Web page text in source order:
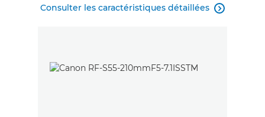
AssistanceConsulter les caractéristiques détaillées 